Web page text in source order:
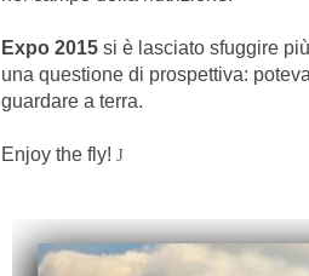
Expo 2015 si è lasciato sfuggire
una questione di prospettiva:
guardare a terra.
Enjoy the fly! J